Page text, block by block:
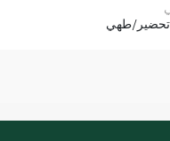
تحضير/طهي